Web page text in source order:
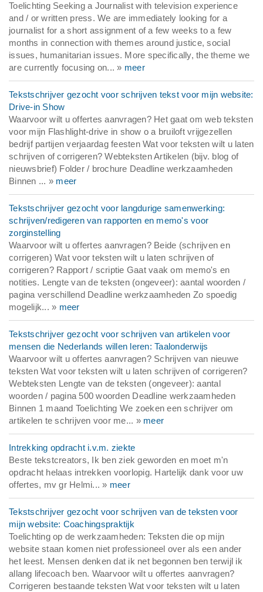
Toelichting Seeking a Journalist with television experience
and / or written press. We are immediately looking for a
journalist for a short assignment of a few weeks to a few
months in connection with themes around justice, social
issues, humanitarian issues. More specifically, the theme we
are currently focusing on... » meer
Tekstschrijver gezocht voor schrijven tekst voor mijn website:
Drive-in Show
Waarvoor wilt u offertes aanvragen? Het gaat om web teksten
voor mijn Flashlight-drive in show o a bruiloft vrijgezellen
bedrijf partijen verjaardag feesten Wat voor teksten wilt u laten
schrijven of corrigeren? Webteksten Artikelen (bijv. blog of
nieuwsbrief) Folder / brochure Deadline werkzaamheden
Binnen ... » meer
Tekstschrijver gezocht voor langdurige samenwerking:
schrijven/redigeren van rapporten en memo's voor
zorginstelling
Waarvoor wilt u offertes aanvragen? Beide (schrijven en
corrigeren) Wat voor teksten wilt u laten schrijven of
corrigeren? Rapport / scriptie Gaat vaak om memo's en
notities. Lengte van de teksten (ongeveer): aantal woorden /
pagina verschillend Deadline werkzaamheden Zo spoedig
mogelijk... » meer
Tekstschrijver gezocht voor schrijven van artikelen voor
mensen die Nederlands willen leren: Taalonderwijs
Waarvoor wilt u offertes aanvragen? Schrijven van nieuwe
teksten Wat voor teksten wilt u laten schrijven of corrigeren?
Webteksten Lengte van de teksten (ongeveer): aantal
woorden / pagina 500 woorden Deadline werkzaamheden
Binnen 1 maand Toelichting We zoeken een schrijver om
artikelen te schrijven voor me... » meer
Intrekking opdracht i.v.m. ziekte
Beste tekstcreators, Ik ben ziek geworden en moet m'n
opdracht helaas intrekken voorlopig. Hartelijk dank voor uw
offertes, mv gr Helmi... » meer
Tekstschrijver gezocht voor schrijven van de teksten voor
mijn website: Coachingspraktijk
Toelichting op de werkzaamheden: Teksten die op mijn
website staan komen niet professioneel over als een ander
het leest. Mensen denken dat ik net begonnen ben terwijl ik
allang lifecoach ben. Waarvoor wilt u offertes aanvragen?
Corrigeren bestaande teksten Wat voor teksten wilt u laten